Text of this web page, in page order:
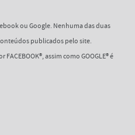
ou Google. Nenhuma das duas
publicados pelo site.
FACEBOOK®, assim como GOOGLE® é